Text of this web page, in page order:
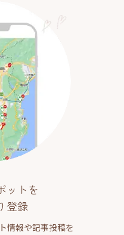
ットを
登録
情報や記事投稿を